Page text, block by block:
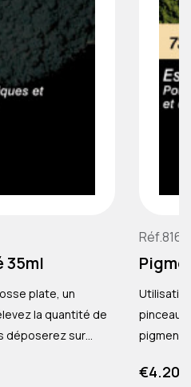
35ml
plate, un
la quantité de
déposerez sur
Avec le Médium réf.
Réf.816-
pinceau
Price
€4.20